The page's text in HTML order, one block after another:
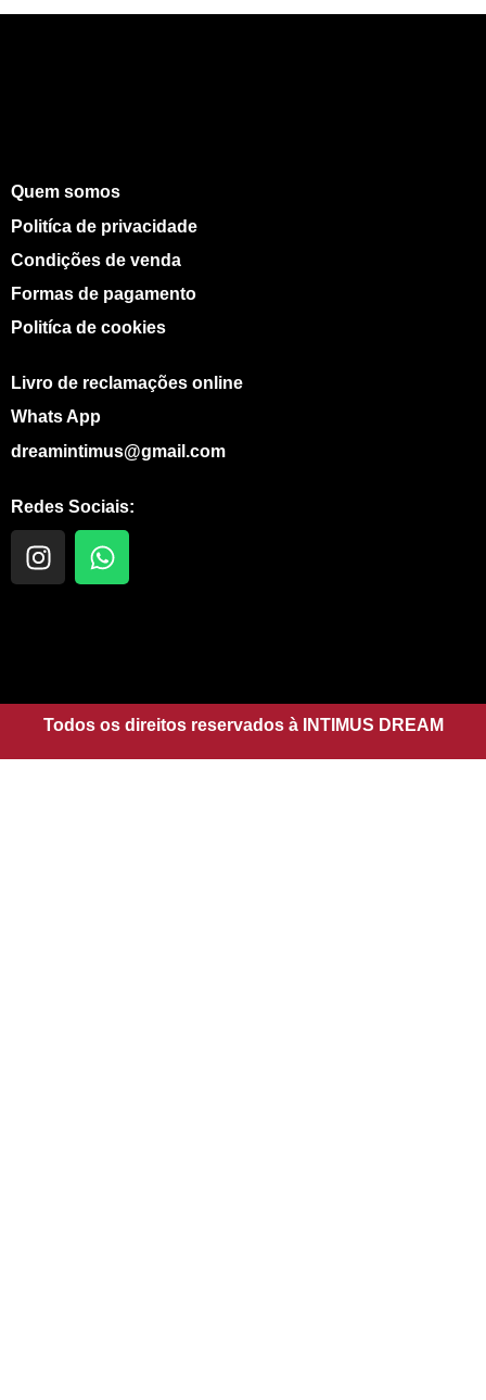
Quem somos
Politíca de privacidade
Condições de venda
Formas de pagamento
Politíca de cookies
Livro de reclamações online
Whats App
dreamintimus@gmail.com
Redes Sociais:
I
n
r
a
m
W
h
p
p
Todos os direitos reservados à INTIMUS DREAM